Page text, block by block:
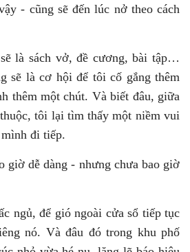
- cũng sẽ đến lúc nở theo cách
sách vở, đề cương, bài tập…
sẽ là cơ hội để tôi cố gắng thêm
thêm một chút. Và biết đâu, giữa
tôi lại tìm thấy một niềm vui
đi tiếp.
dễ dàng - nhưng chưa bao giờ
để gió ngoài cửa sổ tiếp tục
nó. Và đâu đó trong khu phố